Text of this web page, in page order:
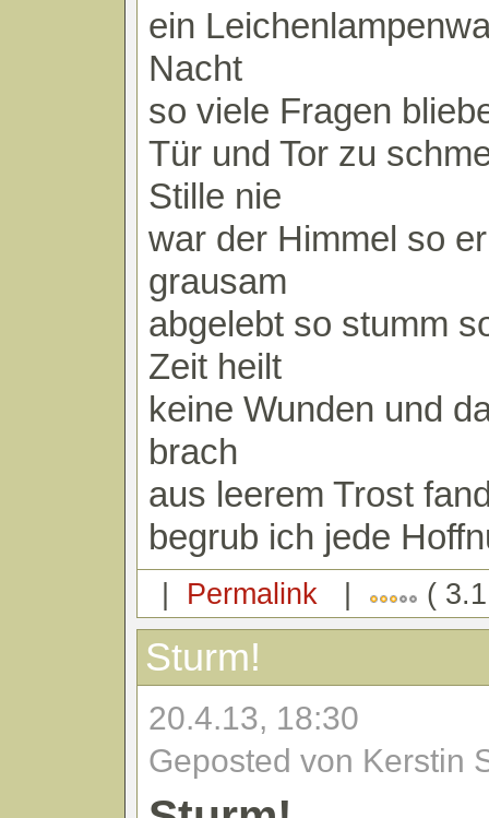
ein
Nacht
so viele Fragen
Tür und Tor zu
Stille nie
war der Himmel so
grausam
abgelebt so stumm
Zeit heilt
keine Wunden und
brach
aus leerem Trost
begrub ich jede
| Permalink | (
Sturm!
20.4.13, 18:30
Geposted von Kerstin